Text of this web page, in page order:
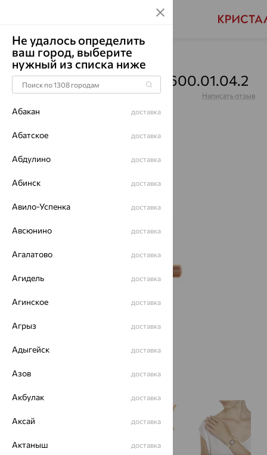
Главная Каталог Часы
Часы, сталь, 632.84.00.600.01.04.2
Артикул:632.84.00.600.01.04.2 Написать отзыв
Не удалось определить
ваш город, выберите
нужный из списка ниже
Абакан доставка
Абатское доставка
Абдулино доставка
Абинск доставка
Авило-Успенка доставка
Авсюнино доставка
Агалатово доставка
Агидель доставка
Агинское доставка
Агрыз доставка
Адыгейск доставка
Азов доставка
Акбулак доставка
Аксай доставка
Актаныш доставка